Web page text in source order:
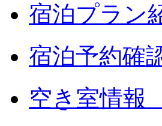
宿泊プラン
宿泊予約確
空き室情報